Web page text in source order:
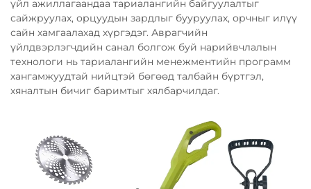
үйл ажиллагаандаа тариалангийн байгуулалтыг
сайжруулах, орцуудын зардлыг бууруулах, орчныг илүү
сайн хамгаалахад хүргэдэг. Аврагчийн
үйлдвэрлэгчдийн санал болгож буй нарийвчлалын
технологи нь тариалангийн менежментийн программ
хангамжуудтай нийцтэй бөгөөд талбайн бүртгэл,
хяналтын бичиг баримтыг хялбарчилдаг.